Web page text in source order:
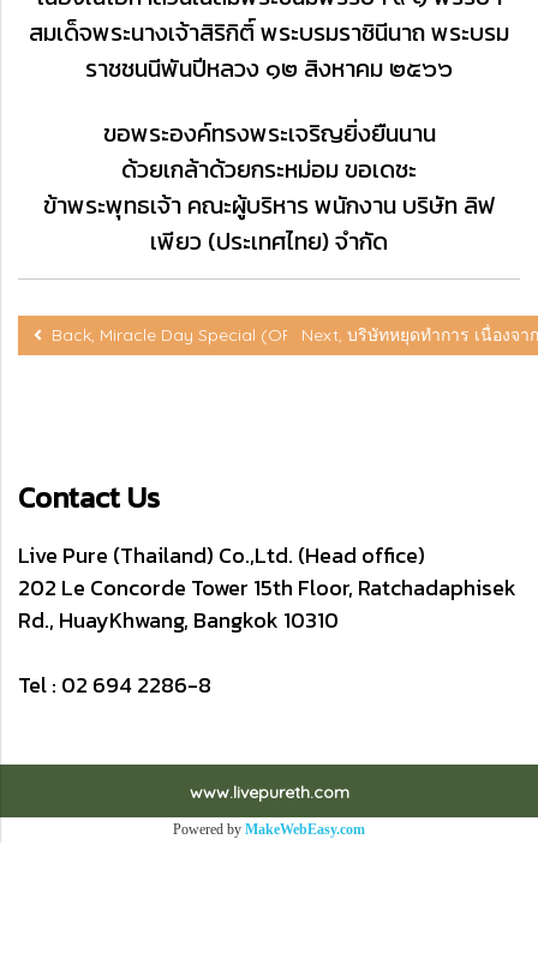
สมเด็จพระนางเจ้าสิริกิติ์ พระบรมราชินีนาถ พระบรม
ราชชนนีพันปีหลวง ๑๒ สิงหาคม ๒๕๖๖
ขอพระองค์ทรงพระเจริญยิ่งยืนนาน
ด้วยเกล้าด้วยกระหม่อม ขอเดชะ
ข้าพระพุทธเจ้า คณะผู้บริหาร พนักงาน บริษัท ลิฟ
เพียว (ประเทศไทย) จำกัด
Back, Miracle Day Special (OPP) 13.00-16.00 น. OPEN
Next, บริษัทหยุดทำการ เนื่อง
Contact Us
Live Pure (Thailand) Co.,Ltd. (Head office)
202 Le Concorde Tower 15th Floor, Ratchadaphisek
Rd., HuayKhwang, Bangkok 10310
Tel : 02 694 2286-8
www.livepureth.com
Powered by MakeWebEasy.com